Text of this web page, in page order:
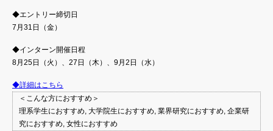
◆エントリー締切日
7月31日（金）
◆インターン開催日程
8月25日（火）、27日（木）、9月2日（水）
◆詳細はこちら
＜こんな方におすすめ＞
理系学生におすすめ, 大学院生におすすめ, 業界研究におすすめ, 企業研
究におすすめ, 女性におすすめ